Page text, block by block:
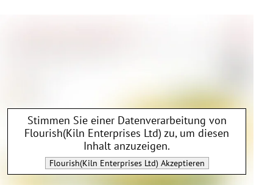
Stimmen Sie einer Datenverarbeitung von
Flourish(Kiln Enterprises Ltd) zu, um diesen
Inhalt anzuzeigen.
Flourish(Kiln Enterprises Ltd) Akzeptieren